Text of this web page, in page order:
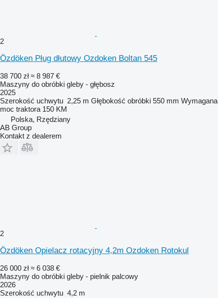
2
Özdöken Pług dłutowy Ozdoken Boltan 545
38 700 zł ≈ 8 987 €
Maszyny do obróbki gleby - głębosz
2025
Szerokość uchwytu 2,25 m Głębokość obróbki 550 mm Wymagana
moc traktora 150 KM
Polska, Rzędziany
AB Group
Kontakt z dealerem
2
Özdöken Opielacz rotacyjny 4,2m Ozdoken Rotokul
26 000 zł ≈ 6 038 €
Maszyny do obróbki gleby - pielnik palcowy
2026
Szerokość uchwytu 4,2 m